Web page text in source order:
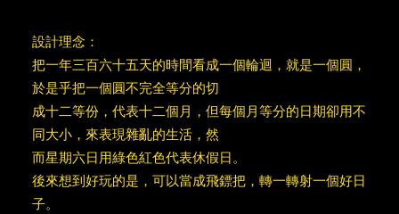
設計理念：
把一年三百六十五天的時間看成一個輪迴，就是一個圓，
於是乎把一個圓不完全等分的切
成十二等份，代表十二個月，但每個月等分的日期卻用不
同大小，來表現雜亂的生活，然
而星期六日用綠色紅色代表休假日。
後來想到好玩的是，可以當成飛鏢把，轉一轉射一個好日
子。